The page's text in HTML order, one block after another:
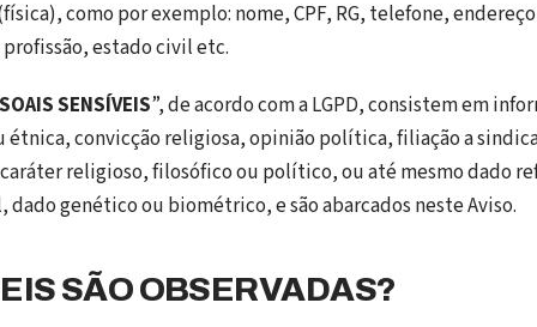
como por exemplo: nome, CPF, RG, telefone,
estado civil etc.
SENSÍVEIS”, de acordo com a LGPD, consistem em
étnica, convicção religiosa, opinião política, filiação a
religioso, filosófico ou político, ou até mesmo dado
dado genético ou biométrico, e são abarcados neste Aviso.
SÃO OBSERVADAS?